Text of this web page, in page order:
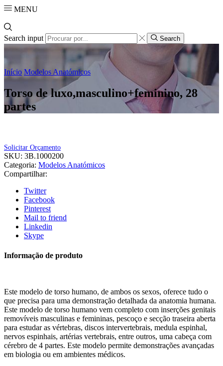
MENU
Search input Search
Início Modelos Anatómicos
Torso de luxo,masculino+feminino, 28
partes
Solicitar Orçamento
SKU: 3B.1000200
Categoria: Modelos Anatómicos
Compartilhar:
Twitter
Facebook
Pinterest
Mail to friend
Linkedin
Skype
Informação de produto
Este modelo de torso humano, de ambos os sexos, oferece tudo o
que precisa para uma demonstração detalhada da anatomia humana.
Este modelo de torso humano vem completo com inserções genitais
removíveis masculinas e femininas, pescoço e secção traseira aberta
para estudar as vértebras, discos intervertebrais, medula espinhal,
nervos espinhais, artérias vertebrais, entre outros, uma cabeça com
cérebro de 4 partes. Este modelo permite demonstrações avançadas
em biologia ou em ambientes médicos.